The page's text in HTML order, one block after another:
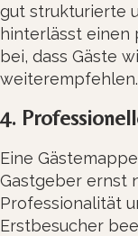
gut strukturierte
hinterlässt einen
bei, dass Gäste
weiterempfehlen.
4.
Eine
Gastgeber ernst
Professionalität
Erstbesucher